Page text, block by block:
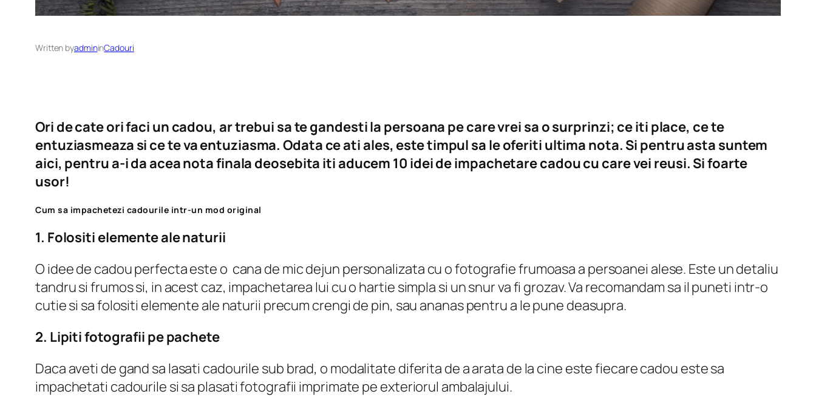
Written byadmininCadouri
Ori de cate ori faci un cadou, ar trebui sa te gandesti la persoana pe care vrei sa o surprinzi; ce iti place, ce te
entuziasmeaza si ce te va entuziasma. Odata ce ati ales, este timpul sa le oferiti ultima nota. Si pentru asta suntem
aici, pentru a-i da acea nota finala deosebita iti aducem 10 idei de impachetare cadou cu care vei reusi. Si foarte
usor!
Cum sa impachetezi cadourile intr-un mod original
1. Folositi elemente ale naturii
O idee de cadou perfecta este o cana de mic dejun personalizata cu o fotografie frumoasa a persoanei alese. Este un detaliu
tandru si frumos si, in acest caz, impachetarea lui cu o hartie simpla si un snur va fi grozav. Va recomandam sa il puneti intr-o
cutie si sa folositi elemente ale naturii precum crengi de pin, sau ananas pentru a le pune deasupra.
2. Lipiti fotografii pe pachete
Daca aveti de gand sa lasati cadourile sub brad, o modalitate diferita de a arata de la cine este fiecare cadou este sa
impachetati cadourile si sa plasati fotografii imprimate pe exteriorul ambalajului.